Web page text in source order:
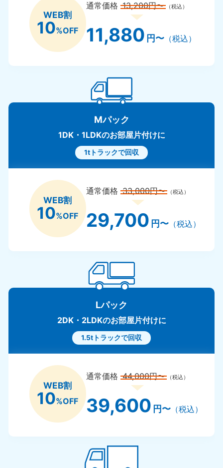
WEB割
10%OFF
通常価格13,200円〜 （税込）
11,880 円〜（税込）
Mパック
1DK・1LDKのお部屋片付けに
1tトラックで回収
WEB割
10%OFF
通常価格33,000円〜 （税込）
29,700 円〜（税込）
Lパック
2DK・2LDKのお部屋片付けに
1.5tトラックで回収
WEB割
10%OFF
通常価格44,000円〜 （税込）
39,600 円〜（税込）